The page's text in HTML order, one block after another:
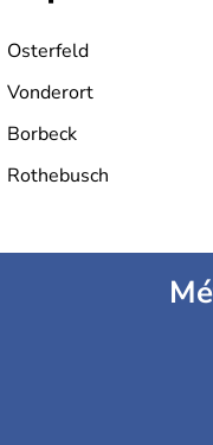
Osterfeld
Vonderort
Borbeck
Rothebusch